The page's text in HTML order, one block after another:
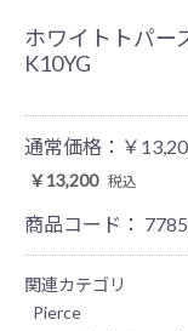
ホワイトトパー
K10YG
通常価格： ￥
￥13,200 税込
商品コード：
関連カテゴリ
Pierce